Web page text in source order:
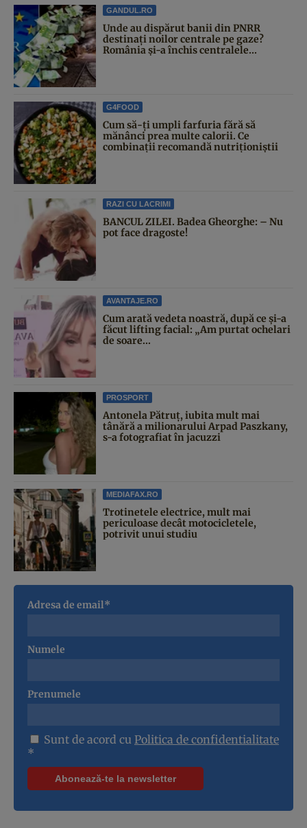
GANDUL.RO
Unde au dispărut banii din PNRR
destinați noilor centrale pe gaze?
România și-a închis centralele...
G4FOOD
Cum să-ți umpli farfuria fără să
mănânci prea multe calorii. Ce
combinații recomandă nutriționiștii
RAZI CU LACRIMI
BANCUL ZILEI. Badea Gheorghe: – Nu
pot face dragoste!
AVANTAJE.RO
Cum arată vedeta noastră, după ce și-a
făcut lifting facial: „Am purtat ochelari
de soare...
PROSPORT
Antonela Pătruț, iubita mult mai
tânără a milionarului Arpad Paszkany,
s-a fotografiat în jacuzzi
MEDIAFAX.RO
Trotinetele electrice, mult mai
periculoase decât motocicletele,
potrivit unui studiu
Adresa de email*
Numele
Prenumele
Sunt de acord cu Politica de confidentialitate
*